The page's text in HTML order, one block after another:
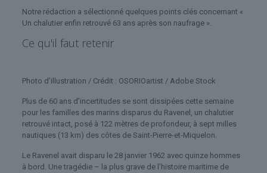
Notre rédaction a sélectionné quelques points clés concernant «
Un chalutier enfin retrouvé 63 ans après son naufrage ».
Ce qu'il faut retenir
Photo d’illustration / Crédit : OSORIOartist / Adobe Stock
Plus de 60 ans d’incertitudes se sont dissipées cette semaine
pour les familles des marins disparus du Ravenel, un chalutier
retrouvé intact, posé à 122 mètres de profondeur, à sept milles
nautiques (13 km) des côtes de Saint-Pierre-et-Miquelon.
Le Ravenel avait disparu le 28 janvier 1962 avec quinze hommes
à bord. Une tragédie – la plus grave de l’histoire maritime de